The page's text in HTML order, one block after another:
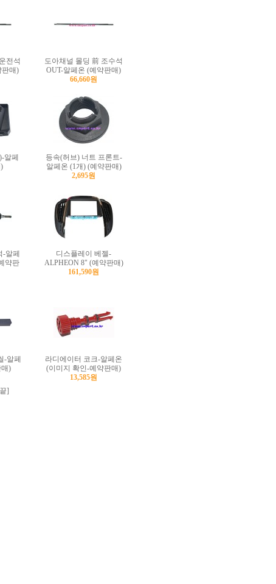
전석
판매)
도아채널 몰딩 前 조수석
OUT-알페온 (예약판매)
66,660원
알페
등속(허브) 너트 프론트-
알페온 (1개) (예약판매)
2,695원
알페
약판
디스플레이 베젤-
ALPHEON 8" (예약판매)
161,590원
-알페
)
라디에이터 코크-알페온
(이미지 확인-예약판매)
13,585원
]